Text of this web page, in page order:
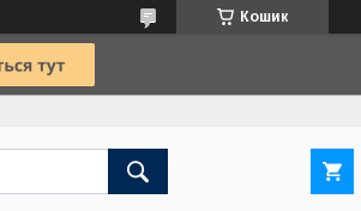
Кошик